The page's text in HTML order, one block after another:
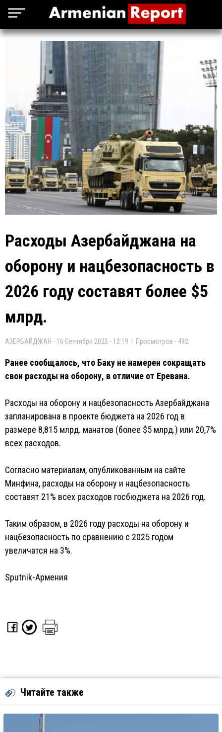
Расходы Азербайджана на
оборону и нацбезопасность в
2026 году составят более $5
млрд.
АЗЕРБАЙДЖАН - 16 Сентября 2025 - 12:19 | Просмотров - 492
Ранее сообщалось, что Баку не намерен сокращать
свои расходы на оборону, в отличие от Еревана.
Расходы на оборону и нацбезопасность Азербайджана
запланирована в проекте бюджета на 2026 год в
размере 8,815 млрд. манатов (более $5 млрд.) или 20,7%
всех расходов.
Согласно материалам, опубликованным на сайте
Минфина, расходы на оборону и нацбезопасность
составят 21% всех расходов госбюджета на 2026 год.
Таким образом, в 2026 году расходы на оборону и
нацбезопасность по сравнению с 2025 годом
увеличатся на 3%.
Sputnik-Армения
Читайте также